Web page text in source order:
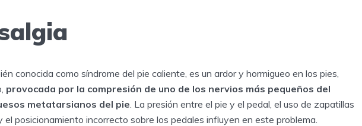
conocida como síndrome del pie caliente, es un ardor y hormigueo en los pies,
provocada por la compresión de uno de los nervios más pequeños del
metatarsianos del pie . La presión entre el pie y el pedal, el uso de zapatillas
posicionamiento incorrecto sobre los pedales influyen en este problema.